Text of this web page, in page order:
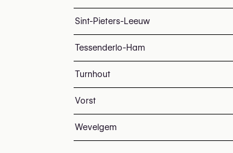
Sint-Pieters-Leeuw
Tessenderlo-Ham
Turnhout
Vorst
Wevelgem